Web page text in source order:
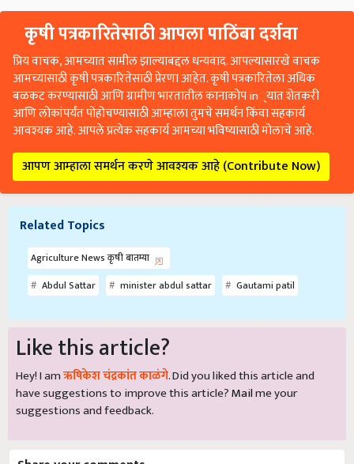
कृषी पत्रकारितेसाठी आपला पाठिंबा दर्शवा
प्रिय वाचक, आमच्यात सामील झाल्याबद्दल धन्यवाद. आपल्यासारखे वाचक
आमच्यासाठी कृषी पत्रकारितेसाठी प्रेरणा आहेत. कृषी पत्रकारितेला अधिक
बळकट करण्यासाठी आणि ग्रामीण भारतातील कानाकोप in्यात शेतकरी
आणि लोकांपर्यंत पोहोचण्यासाठी आम्हाला तुमचे समर्थन किंवा सहकार्य
आवश्यक आहे. आपले प्रत्येक सहकार्य आमच्या भविष्यासाठी मोलाचे आहे.
आपण आम्हाला समर्थन करणे आवश्यक आहे (Contribute Now)
Related Topics
Agriculture News कृषी बातम्या
Abdul Sattar
minister abdul sattar Gautami patil
Like this article?
Hey! I amऋषिकेश चंद्रकांत काळंगे. Did you liked this article and
have suggestions to improve this article?Mailme your
suggestions and feedback.